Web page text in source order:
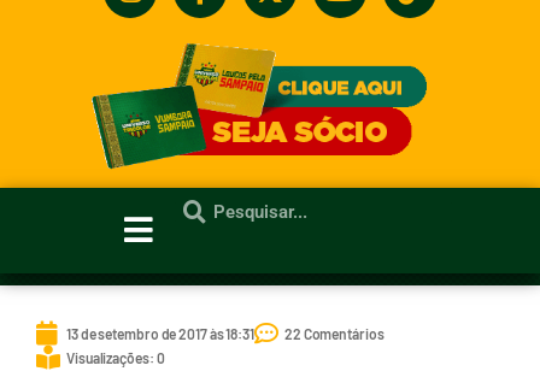
13 de setembro de 2017 às 18:31
22 Comentários
Visualizações: 0